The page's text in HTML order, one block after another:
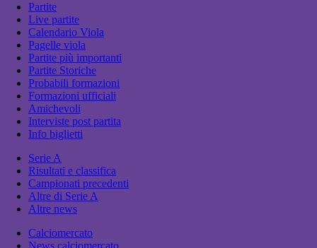
Partite
Live partite
Calendario Viola
Pagelle viola
Partite più importanti
Partite Storiche
Probabili formazioni
Formazioni ufficiali
Amichevoli
Interviste post partita
Info biglietti
Serie A
Risultati e classifica
Campionati precedenti
Altre di Serie A
Altre news
Calciomercato